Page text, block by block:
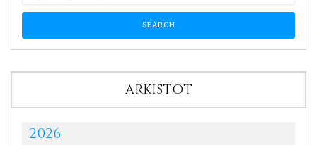
ARKISTOT
2026